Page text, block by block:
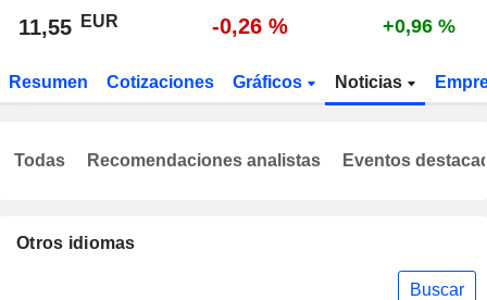
11,55 EUR -0,26 % +0,96 %
Resumen Cotizaciones Gráficos Noticias
Otros idiomas
Buscar
Todas Recomendaciones analistas Eventos